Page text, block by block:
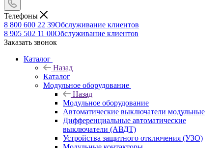
Телефоны
8 800 600 22 39Обслуживание клиентов
8 905 502 11 00Обслуживание клиентов
Заказать звонок
Каталог
Назад
Каталог
Модульное оборудование
Назад
Модульное оборудование
Автоматические выключатели модульные
Дифференциальные автоматические
выключатели (АВДТ)
Устройства защитного отключения (УЗО)